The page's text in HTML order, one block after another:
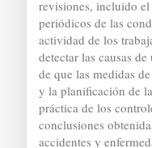
revisiones, incluido
periódicos de las
actividad de los
detectar las causas
de que las medidas
y la planificación de
práctica de los
conclusiones
accidentes y